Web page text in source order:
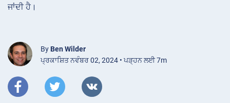
ਜਾਂਦੀ ਹੈ।
By Ben Wilder
ਪ੍ਰਕਾਸ਼ਿਤ ਨਵੰਬਰ 02, 2024 • ਪੜ੍ਹਨ ਲਈ 7m